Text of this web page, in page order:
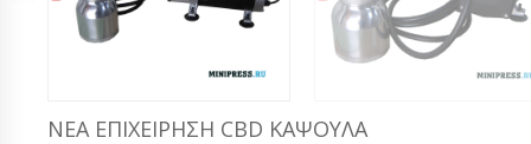
ΝΈΑ ΕΠΙΧΕΊΡΗΣΗ CBD ΚΆΨΟΥΛΑ